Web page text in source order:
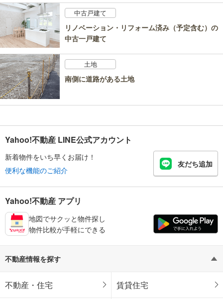
中古戸建て
リノベーション・リフォーム済み（予定含む）の
中古一戸建て
土地
南側に道路がある土地
Yahoo!不動産 LINE公式アカウント
新着物件をいち早くお届け！
便利な機能のご紹介
友だち追加
Yahoo!不動産 アプリ
地図でサクッと物件探し
物件比較が手軽にできる
不動産情報を探す
不動産・住宅 賃貸住宅